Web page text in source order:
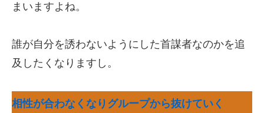
まいますよね。
誰が自分を誘わないようにした首謀者なのかを追
及したくなりますし。
相性が合わなくなりグループから抜けていく